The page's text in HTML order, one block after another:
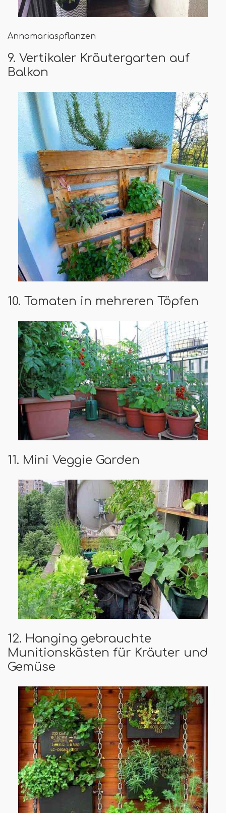
Annamariaspflanzen
9. Vertikaler Kräutergarten auf
Balkon
10. Tomaten in mehreren Töpfen
11. Mini Veggie Garden
12. Hanging gebrauchte
Munitionskästen für Kräuter und
Gemüse